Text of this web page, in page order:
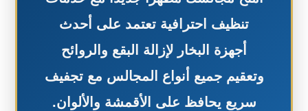
تنظيف احترافية تعتمد على أحدث
أجهزة البخار لإزالة البقع والروائح
وتعقيم جميع أنواع المجالس مع تجفيف
سريع يحافظ على الأقمشة والألوان.